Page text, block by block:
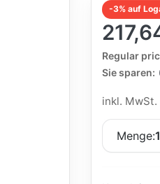
-3% auf
Regular
The
Sie sparen:
inkl.
Menge:1